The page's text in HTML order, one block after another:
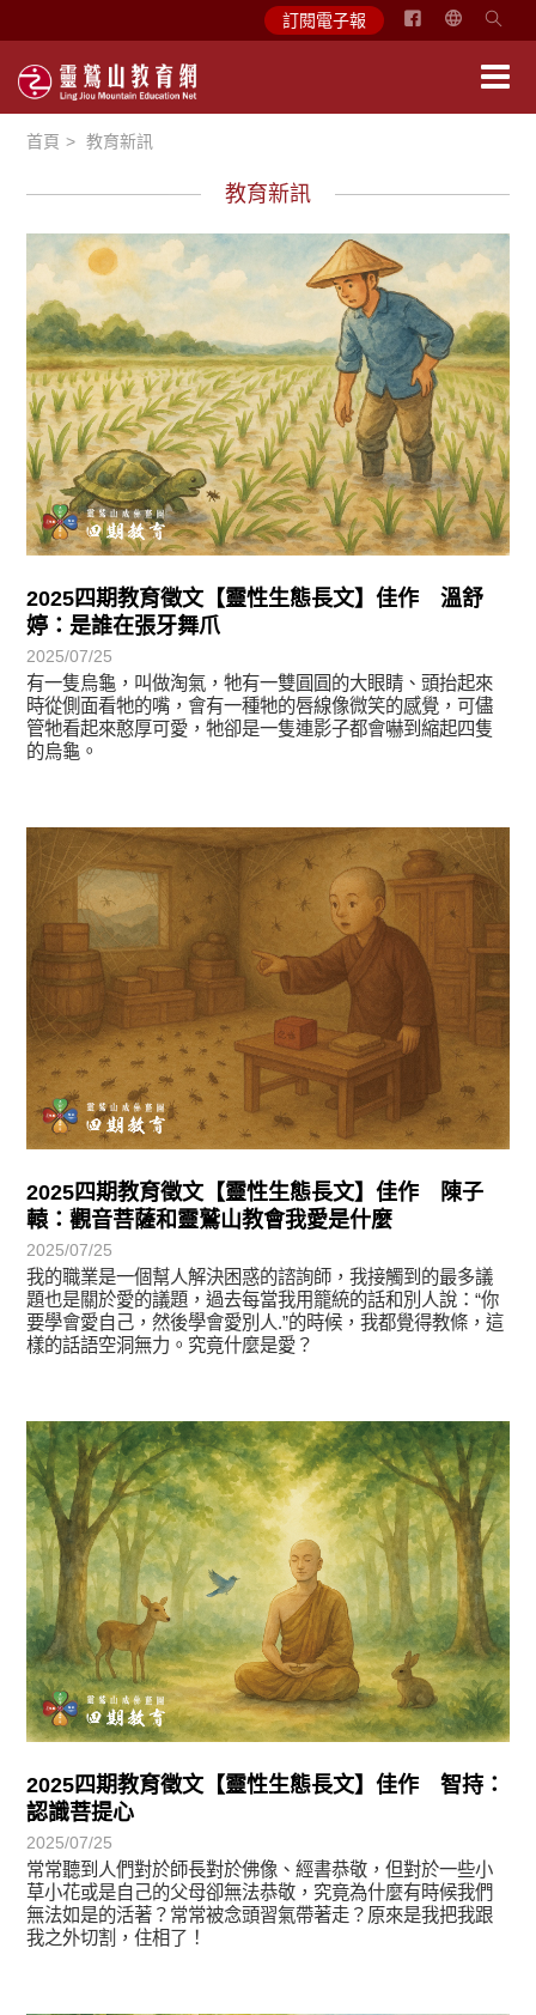
訂閱電子報
简
首頁 教育新訊
教育新訊
2025四期教育徵文【靈性生態長文】佳作 溫舒
婷：是誰在張牙舞爪
2025/07/25
有一隻烏龜，叫做淘氣，牠有一雙圓圓的大眼睛、頭抬起來
時從側面看牠的嘴，會有一種牠的唇線像微笑的感覺，可儘
管牠看起來憨厚可愛，牠卻是一隻連影子都會嚇到縮起四隻
的烏龜。
徵文賞析
2025四期教育徵文【靈性生態長文】佳作 陳子
轅：觀音菩薩和靈鷲山教會我愛是什麼
2025/07/25
我的職業是一個幫人解決困惑的諮詢師，我接觸到的最多議
題也是關於愛的議題，過去每當我用籠統的話和別人說：“你
要學會愛自己，然後學會愛別人.”的時候，我都覺得教條，這
樣的話語空洞無力。究竟什麼是愛？
徵文賞析
2025四期教育徵文【靈性生態長文】佳作 智持：
認識菩提心
2025/07/25
常常聽到人們對於師長對於佛像、經書恭敬，但對於一些小
草小花或是自己的父母卻無法恭敬，究竟為什麼有時候我們
無法如是的活著？常常被念頭習氣帶著走？原來是我把我跟
我之外切割，住相了！
徵文賞析